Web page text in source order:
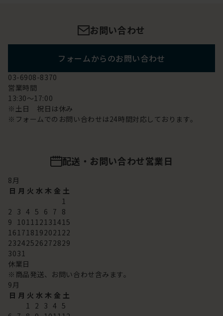
お問い合わせ
フォームからのお問い合わせ
03-6908-8370
営業時間
13:30～17:00
※土日 祝日は休み
※フォームでのお問い合わせは24時間対応しております。
配送・お問い合わせ営業日
8月
日 月 火 水 木 金 土
1
2 3 4 5 6 7 8
9 101112131415
16171819202122
23242526272829
3031
休業日
※商品発送、お問い合わせ含みます。
9月
日 月 火 水 木 金 土
1 2 3 4 5